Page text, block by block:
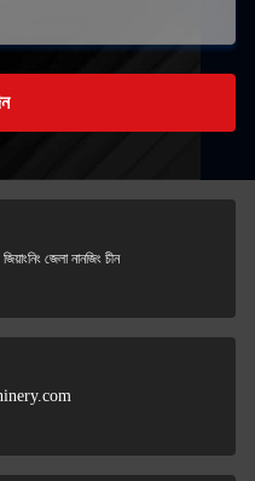
জেলা নানজিং চীন